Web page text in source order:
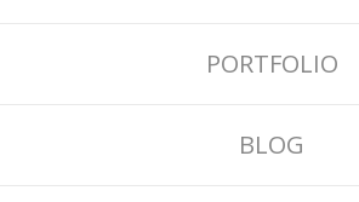
PORTFOLIO
BLOG